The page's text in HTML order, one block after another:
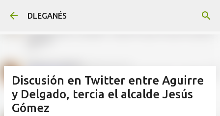
DLEGANÉS
Discusión en Twitter entre Aguirre
y Delgado, tercia el alcalde Jesús
Gómez